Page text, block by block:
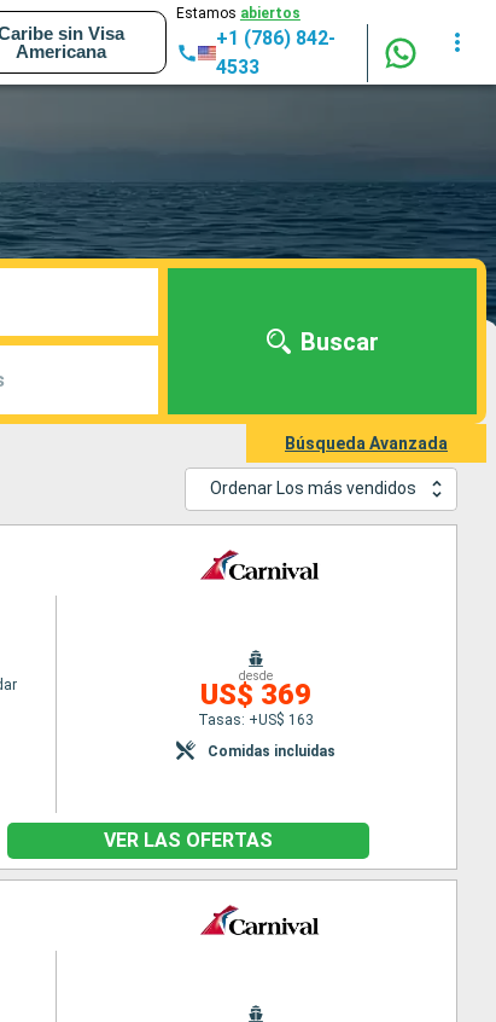
sin Visa
Americana
Estamos abiertos
+1 (786) 842-
4533
Buscar
Búsqueda Avanzada
Ordenar Los más vendidos
desde
US$ 369
Tasas: +US$ 163
Comidas incluidas
VER LAS OFERTAS